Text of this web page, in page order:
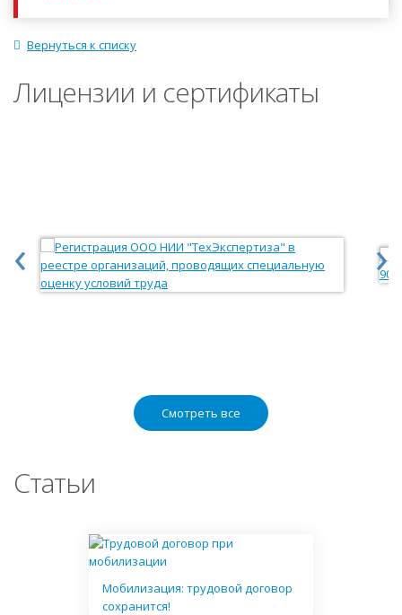
Вернуться к списку
Лицензии и сертификаты
‹ ›
Смотреть все
Статьи
Мобилизация: трудовой договор
сохранится!